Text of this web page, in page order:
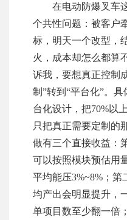
在电动防爆叉车
个共性问题：被客户
标，明天一个改型，
火，成本却怎么都算
诉我，要想真正控制
制”转到“平台化”。
台化设计，把70%以
只把真正需要定制的
做有三个直接收益：
可以按照模块预估用
平均能压3%~8%；第
均产出会明显提升，
单项目数至少翻一倍